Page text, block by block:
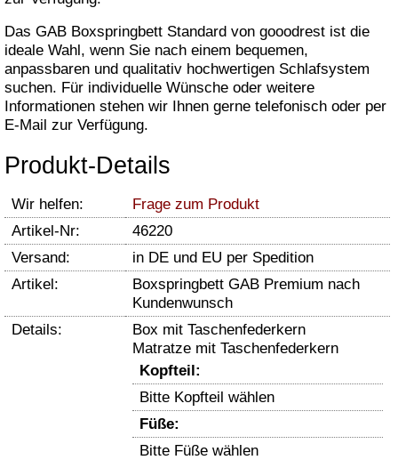
Das GAB Boxspringbett Standard von gooodrest ist die
ideale Wahl, wenn Sie nach einem bequemen,
anpassbaren und qualitativ hochwertigen Schlafsystem
suchen. Für individuelle Wünsche oder weitere
Informationen stehen wir Ihnen gerne telefonisch oder per
E-Mail zur Verfügung.
Produkt-Details
Wir helfen:
Frage zum Produkt
Artikel-Nr:
46220
Versand:
in DE und EU per Spedition
Artikel:
Boxspringbett GAB Premium nach
Kundenwunsch
Details:
Box mit Taschenfederkern
Matratze mit Taschenfederkern
Kopfteil:
Bitte Kopfteil wählen
Füße:
Bitte Füße wählen